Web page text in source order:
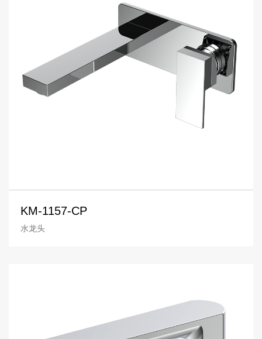
KM-1157-CP
水龙头